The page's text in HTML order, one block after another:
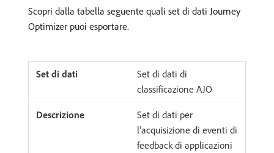
Scopri dalla tabella seguente quali set di dati Journey
Optimizer puoi esportare.
Set di dati di
classificazione AJO
Set di dati per
l’acquisizione di eventi di
feedback di applicazioni